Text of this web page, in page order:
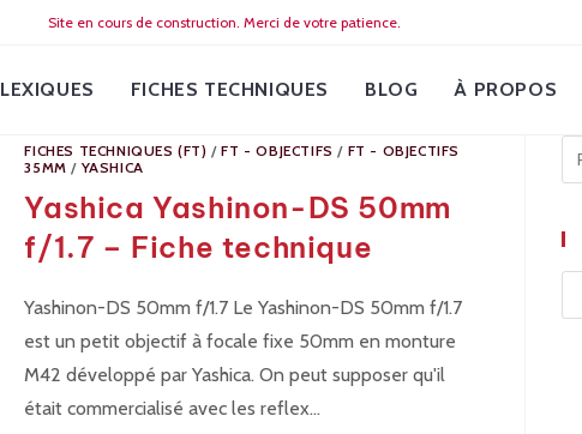
Site en cours de construction. Merci de votre patience.
LEXIQUES FICHES TECHNIQUES BLOG À PROPOS
FICHES TECHNIQUES (FT) /FT - OBJECTIFS / FT - OBJECTIFS
35MM / YASHICA
Yashica Yashinon-DS 50mm
f/1.7 – Fiche technique
Yashinon-DS 50mm f/1.7 Le Yashinon-DS 50mm f/1.7
est un petit objectif à focale fixe 50mm en monture
M42 développé par Yashica. On peut supposer qu'il
était commercialisé avec les reflex…